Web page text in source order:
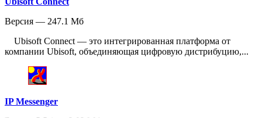
Версия — 247.1 Мб
Ubisoft Connect — это интегрированная платформа от
компании Ubisoft, объединяющая цифровую дистрибуцию,...
IP Messenger